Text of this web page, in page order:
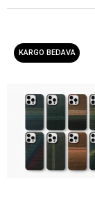
KARGO BEDAVA